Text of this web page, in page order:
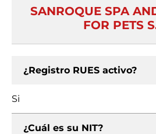
SANROQUE SPA
FOR PETS
¿Registro RUES activo?
Si
¿Cuál es su NIT?